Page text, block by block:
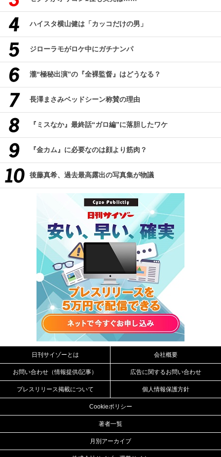
ハイスタ横山健は「カッコだけの男」
ジローラモがロケ中にガチナンパ
瀧“極秘出演”の『全裸監督』はどうなる？
長澤まさみベッドシーン称賛の理由
『ミスなか』最終話“ガロ編”に落胆したワケ
『金カム』に必要なのは顔より筋肉？
後藤真希、過去最高露出の写真集が物議
日刊サイゾーとは 会社概要
お問い合わせ（情報提供/記事） 広告に関するお問い合わせ
プレスリリース掲載について 個人情報保護方針
Cookieポリシー
著者一覧
月別アーカイブ